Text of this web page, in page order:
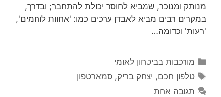
מנותק ומנוכר, שמביא לחוסר יכולת להתחבר; ובדרך,
במקרים רבים מביא לאבדן ערכים כמו: 'אחוות לוחמים',
'רעות' וכדומה…
קטגוריות
מורכבות בביטחון לאומי
תגיות
טלפון חכם, יצחק בריק,סמארטפון
תגובה אחת